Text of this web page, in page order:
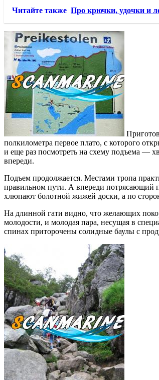
Читайте также Про крючки, удочки и
полкилометра первое плато, с которого
и еще раз посмотреть на схему подъема —
впереди.
Подъем продолжается. Местами тропа
правильном пути. А впереди потрясающий
хлюпают болотной жижей доски, а по
На длинной гати видно, что желающих
молодости, и молодая пара, несущая в
спинах приторочены солидные баулы с